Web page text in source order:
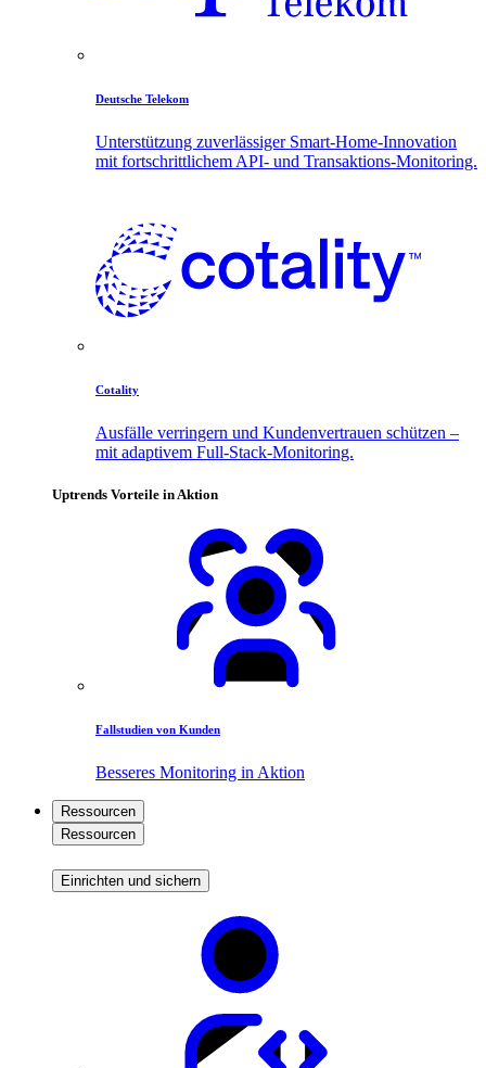
Deutsche Telekom
Unterstützung zuverlässiger Smart-Home-Innovation
mit fortschrittlichem API- und Transaktions-Monitoring.
Cotality
Ausfälle verringern und Kundenvertrauen schützen –
mit adaptivem Full-Stack-Monitoring.
Uptrends Vorteile in Aktion
Fallstudien von Kunden
Besseres Monitoring in Aktion
Ressourcen
Ressourcen
Einrichten und sichern